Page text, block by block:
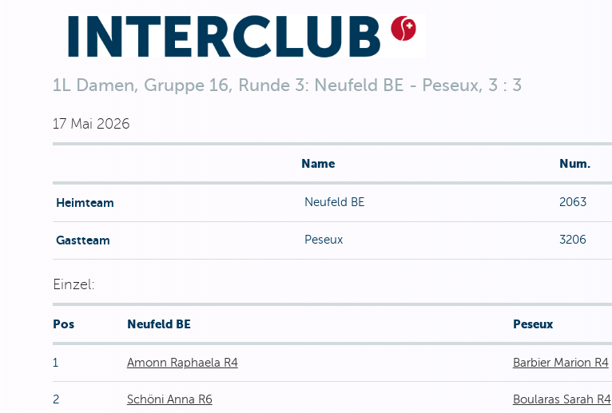
1L Damen, Gruppe 16, Runde 3: Neufeld BE - Peseux, 3 : 3
17 Mai 2026
Name Num.
Heimteam Neufeld BE 2063
Gastteam Peseux 3206
Einzel:
Pos Neufeld BE Peseux
1 Amonn Raphaela R4 Barbier Marion R4
2 Schöni Anna R6 Boularas Sarah R4